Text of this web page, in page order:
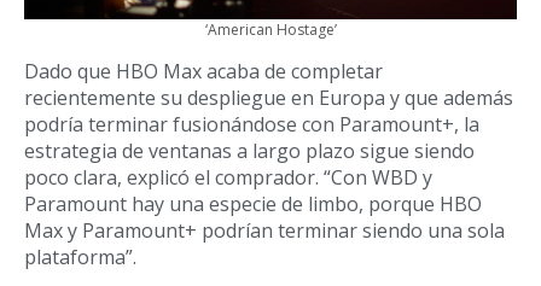
‘American Hostage’
Dado que HBO Max acaba de completar
recientemente su despliegue en Europa y que además
podría terminar fusionándose con Paramount+, la
estrategia de ventanas a largo plazo sigue siendo
poco clara, explicó el comprador. “Con WBD y
Paramount hay una especie de limbo, porque HBO
Max y Paramount+ podrían terminar siendo una sola
plataforma”.